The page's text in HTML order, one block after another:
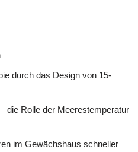
durch das Design von 15-
die Rolle der Meerestemperatur
im Gewächshaus schneller